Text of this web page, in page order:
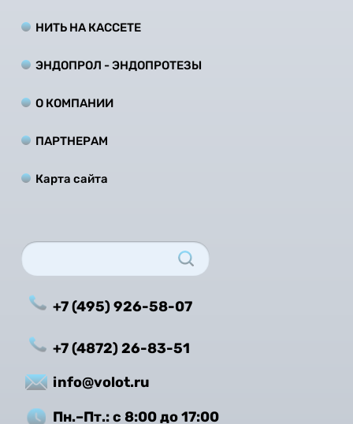
НИТЬ НА КАCCЕТЕ
ЭНДОПРОЛ - ЭНДОПРОТЕЗЫ
О КОМПАНИИ
ПАРТНЕРАМ
Карта сайта
+7 (495) 926-58-07
+7 (4872) 26-83-51
info@volot.ru
Пн.–Пт.: с 8:00 до 17:00